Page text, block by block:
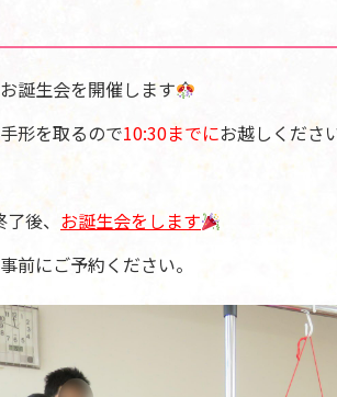
誕生会を開催します
形を取るので10:30までにお越しくださ
後、 お誕生会をします
にご予約ください。